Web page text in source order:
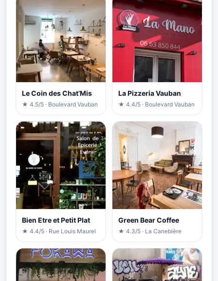
Le Coin des Chat’Mis
★ 4.5/5 · Boulevard Vauban
La Pizzeria Vauban
★ 4.4/5 · Boulevard Vauban
Bien Etre et Petit Plat
★ 4.4/5 · Rue Louis Maurel
Green Bear Coffee
★ 4.3/5 · La Canebière